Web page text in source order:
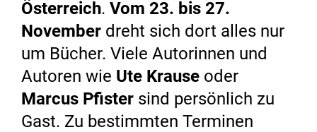
Österreich. Vom 23. bis 27.
November dreht sich dort alles nur
um Bücher. Viele Autorinnen und
Autoren wie Ute Krause oder
Marcus Pfister sind persönlich zu
Gast. Zu bestimmten Terminen